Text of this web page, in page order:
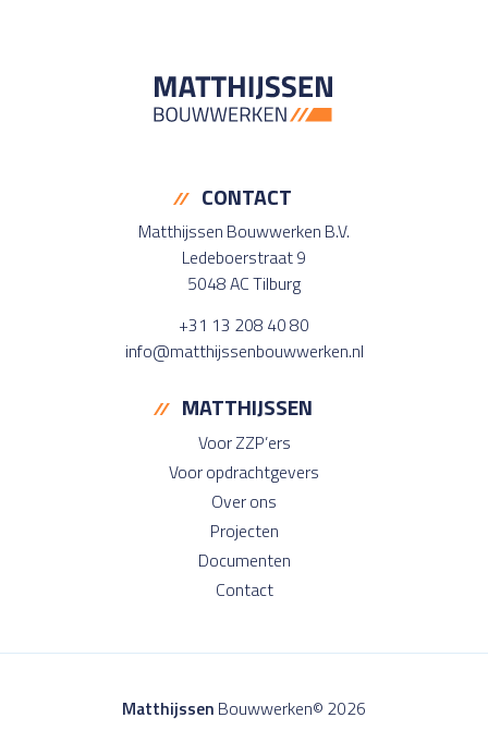
CONTACT
Matthijssen Bouwwerken B.V.
Ledeboerstraat 9
5048 AC Tilburg
+31 13 208 40 80
info@matthijssenbouwwerken.nl
MATTHIJSSEN
Voor ZZP’ers
Voor opdrachtgevers
Over ons
Projecten
Documenten
Contact
Matthijssen Bouwwerken© 2026